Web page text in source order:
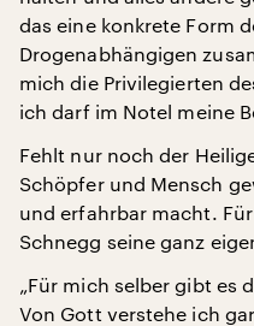
das eine konkrete Form
Drogenabhängigen
mich die Privilegierten
ich darf im Notel meine
Fehlt nur noch der
Schöpfer und Mensch
und erfahrbar macht.
Schnegg seine ganz
„Für mich selber gibt es
Von Gott verstehe ich